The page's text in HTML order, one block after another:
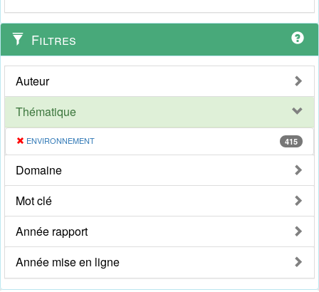
Filtres
Auteur
Thématique
ENVIRONNEMENT 415
Domaine
Mot clé
Année rapport
Année mise en ligne